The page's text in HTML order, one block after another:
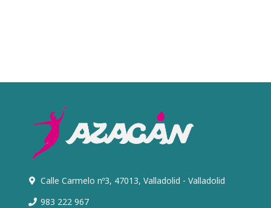
Calle Carmelo nº3, 47013, Valladolid - Valladolid
983 222 967